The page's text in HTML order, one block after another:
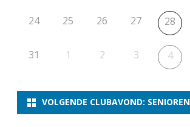
24 25 26 27 28
31 1 2 3 4
VOLGENDE CLUBAVOND: SENIOREN